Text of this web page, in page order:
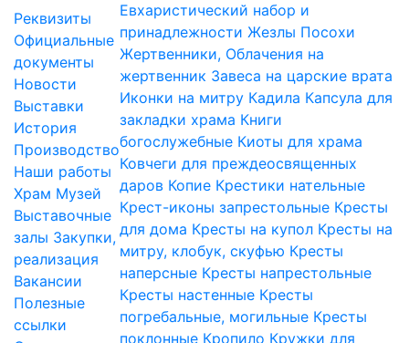
Реквизиты
Официальные
документы
Новости
Выставки
История
Производство
Наши работы
Храм Музей
Выставочные
залы Закупки,
реализация
Вакансии
Полезные
ссылки
Евхаристический набор и
принадлежности Жезлы Посохи
Жертвенники, Облачения на
жертвенник Завеса на царские врата
Иконки на митру Кадила Капсула для
закладки храма Книги
богослужебные Киоты для храма
Ковчеги для преждеосвященных
даров Копие Крестики нательные
Крест-иконы запрестольные Кресты
для дома Кресты на купол Кресты на
митру, клобук, скуфью Кресты
наперсные Кресты напрестольные
Кресты настенные Кресты
погребальные, могильные Кресты
поклонные Кропило Кружки для